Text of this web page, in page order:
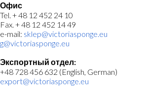
Офис
Tel. + 48 12 452 24 10
Fax. + 48 12 452 14 49
e-mail: sklep@victoriasponge.eu
g@victoriasponge.eu
Экспортный отдел:
+48 728 456 632 (English, German)
export@victoriasponge.eu